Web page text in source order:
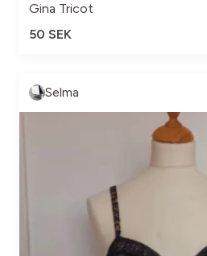
Gina Tricot
50 SEK
Selma